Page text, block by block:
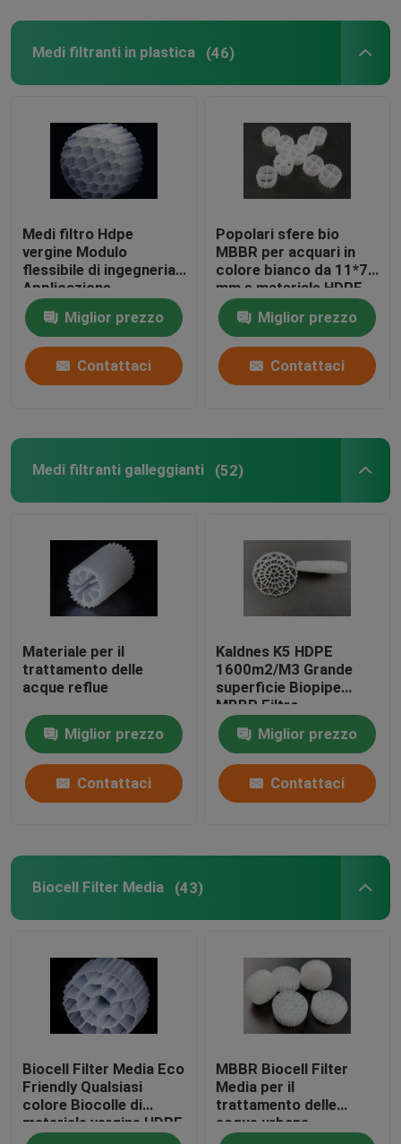
Medi filtranti in plastica (46)
Medi filtro Hdpe
vergine Modulo
flessibile di ingegneria
Applicazione
Resistenza agli urti
Miglior prezzo
Contattaci
Popolari sfere bio
MBBR per acquari in
colore bianco da 11*7
mm e materiale HDPE
vergine
Miglior prezzo
Contattaci
Medi filtranti galleggianti (52)
Materiale per il
trattamento delle
acque reflue
Miglior prezzo
Contattaci
Kaldnes K5 HDPE
1600m2/M3 Grande
superficie Biopipe
MBBR Filtro
galleggiante
Miglior prezzo
Contattaci
Biocell Filter Media (43)
Biocell Filter Media Eco
Friendly Qualsiasi
colore Biocolle di
materiale vergine HDPE
MBBR Biocell Filter
Media per il
trattamento delle
acque urbane